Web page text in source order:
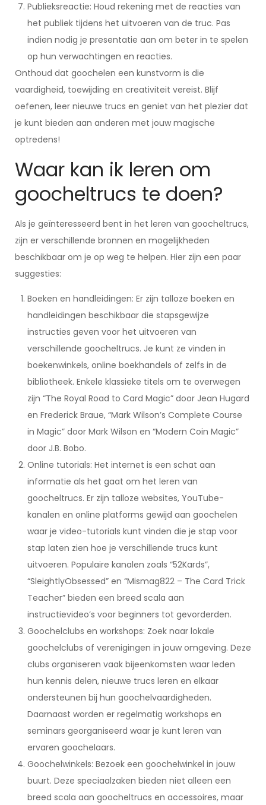
Publieksreactie: Houd rekening met de reacties van
het publiek tijdens het uitvoeren van de truc. Pas
indien nodig je presentatie aan om beter in te spelen
op hun verwachtingen en reacties.
Onthoud dat goochelen een kunstvorm is die
vaardigheid, toewijding en creativiteit vereist. Blijf
oefenen, leer nieuwe trucs en geniet van het plezier dat
je kunt bieden aan anderen met jouw magische
optredens!
Waar kan ik leren om
goocheltrucs te doen?
Als je geïnteresseerd bent in het leren van goocheltrucs,
zijn er verschillende bronnen en mogelijkheden
beschikbaar om je op weg te helpen. Hier zijn een paar
suggesties:
Boeken en handleidingen: Er zijn talloze boeken en
handleidingen beschikbaar die stapsgewijze
instructies geven voor het uitvoeren van
verschillende goocheltrucs. Je kunt ze vinden in
boekenwinkels, online boekhandels of zelfs in de
bibliotheek. Enkele klassieke titels om te overwegen
zijn “The Royal Road to Card Magic” door Jean Hugard
en Frederick Braue, “Mark Wilson’s Complete Course
in Magic” door Mark Wilson en “Modern Coin Magic”
door J.B. Bobo.
Online tutorials: Het internet is een schat aan
informatie als het gaat om het leren van
goocheltrucs. Er zijn talloze websites, YouTube-
kanalen en online platforms gewijd aan goochelen
waar je video-tutorials kunt vinden die je stap voor
stap laten zien hoe je verschillende trucs kunt
uitvoeren. Populaire kanalen zoals “52Kards”,
“SleightlyObsessed” en “Mismag822 – The Card Trick
Teacher” bieden een breed scala aan
instructievideo’s voor beginners tot gevorderden.
Goochelclubs en workshops: Zoek naar lokale
goochelclubs of verenigingen in jouw omgeving. Deze
clubs organiseren vaak bijeenkomsten waar leden
hun kennis delen, nieuwe trucs leren en elkaar
ondersteunen bij hun goochelvaardigheden.
Daarnaast worden er regelmatig workshops en
seminars georganiseerd waar je kunt leren van
ervaren goochelaars.
Goochelwinkels: Bezoek een goochelwinkel in jouw
buurt. Deze speciaalzaken bieden niet alleen een
breed scala aan goocheltrucs en accessoires, maar